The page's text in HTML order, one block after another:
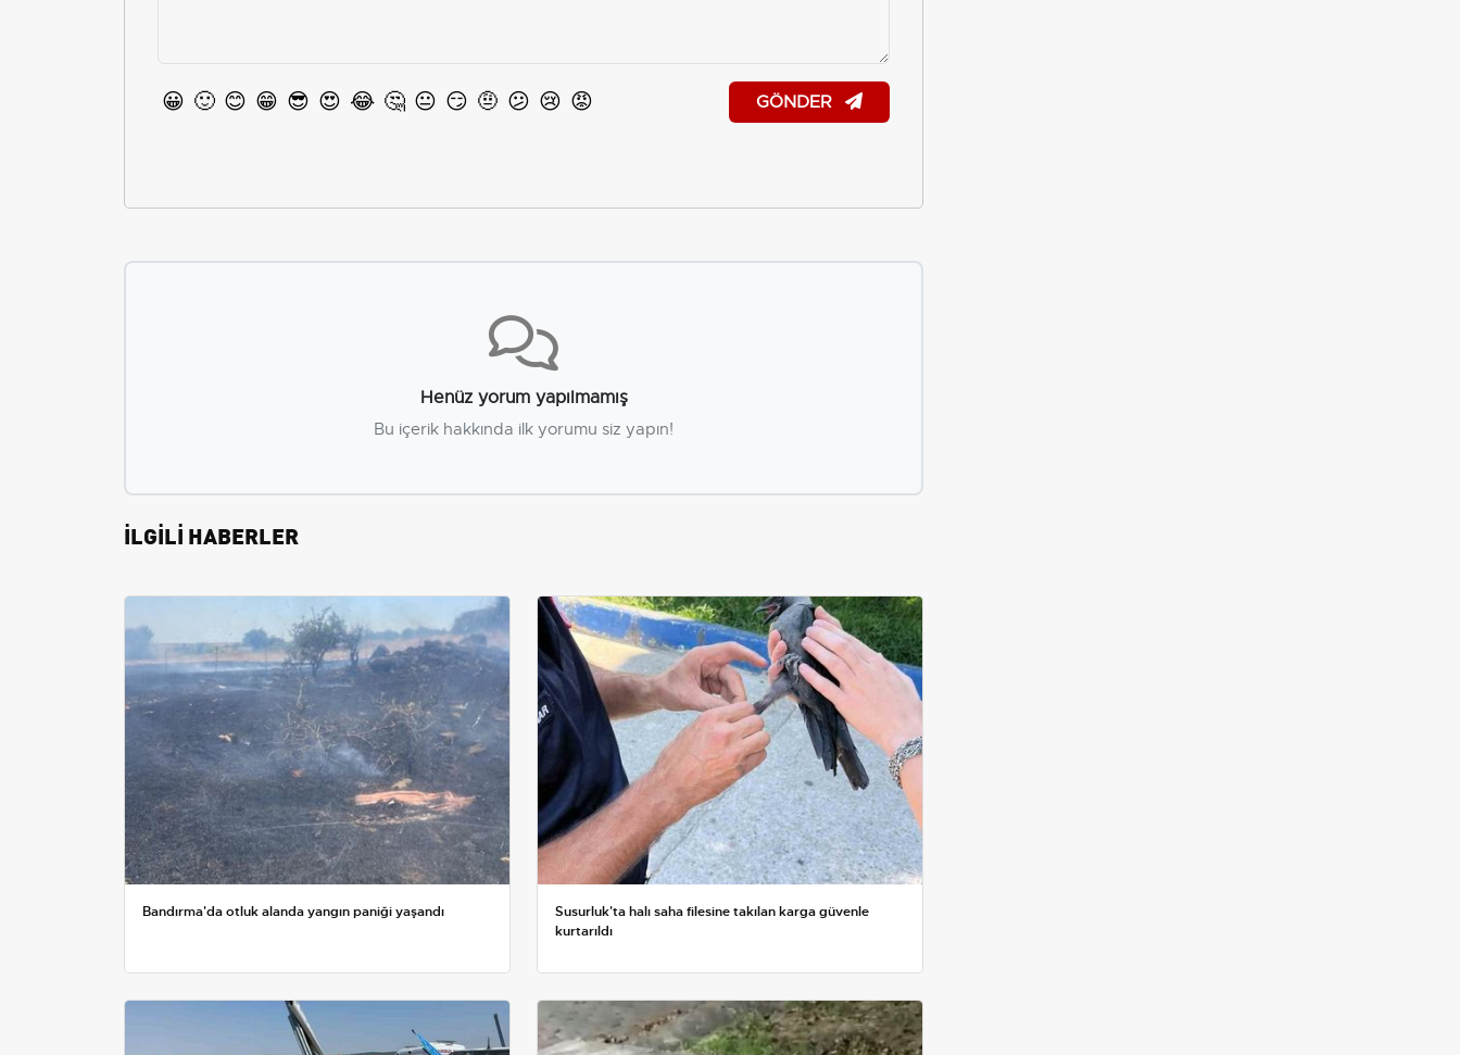
😀 🙂 😊 😁 😎 😍 😂 🤔 😐 😏 🤨 😕 😢 😡 GÖNDER
Henüz yorum yapılmamış
Bu içerik hakkında ilk yorumu siz yapın!
İLGİLİ HABERLER
Bandırma'da otluk alanda yangın paniği yaşandı
Susurluk'ta halı saha filesine takılan karga güvenle
kurtarıldı